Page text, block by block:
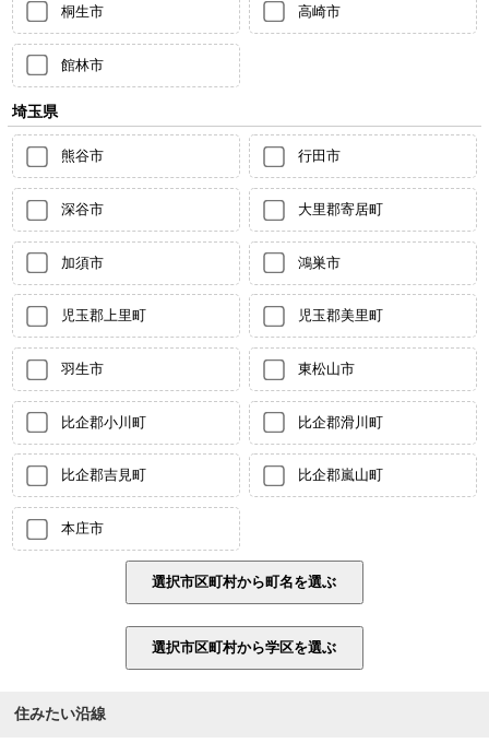
桐生市 高崎市
館林市
埼玉県
熊谷市 行田市
深谷市 大里郡寄居町
加須市 鴻巣市
児玉郡上里町 児玉郡美里町
羽生市 東松山市
比企郡小川町 比企郡滑川町
比企郡吉見町 比企郡嵐山町
本庄市
住みたい沿線